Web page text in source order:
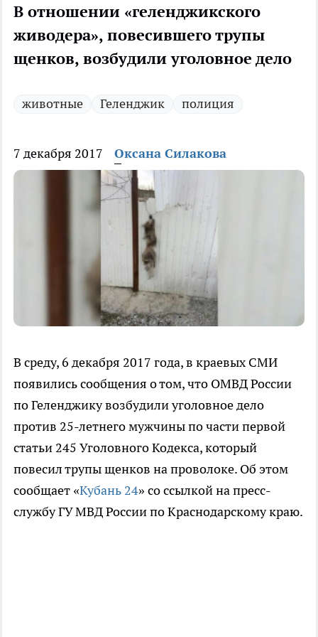
В отношении «геленджикского
живодера», повесившего трупы
щенков, возбудили уголовное дело
животные Геленджик полиция
7 декабря 2017 Оксана Силакова
В среду, 6 декабря 2017 года, в краевых СМИ
появились сообщения о том, что ОМВД России
по Геленджику возбудили уголовное дело
против 25-летнего мужчины по части первой
статьи 245 Уголовного Кодекса, который
повесил трупы щенков на проволоке. Об этом
сообщает «Кубань 24» со ссылкой на пресс-
службу ГУ МВД России по Краснодарскому краю.